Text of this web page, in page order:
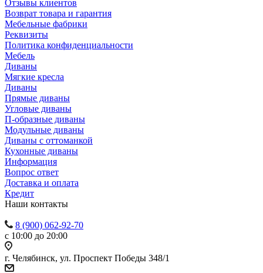
Отзывы клиентов
Возврат товара и гарантия
Мебельные фабрики
Реквизиты
Политика конфиденциальности
Мебель
Диваны
Мягкие кресла
Диваны
Прямые диваны
Угловые диваны
П-образные диваны
Модульные диваны
Диваны с оттоманкой
Кухонные диваны
Информация
Вопрос ответ
Доставка и оплата
Кредит
Наши контакты
8 (900) 062-92-70
с 10:00 до 20:00
г. Челябинск, ул. Проспект Победы 348/1